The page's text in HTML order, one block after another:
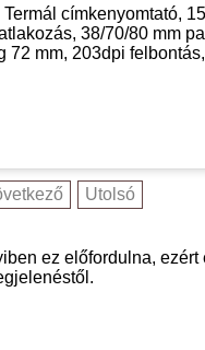
címkenyomtató,
38/70/80 mm
72 mm, 203dpi
Utolsó
ez előfordulna, ezért